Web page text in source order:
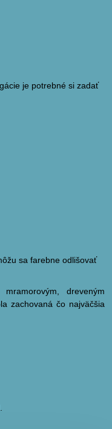
je potrebné si zadať
sa farebne odlišovať
dreveným
zachovaná čo najväčšia